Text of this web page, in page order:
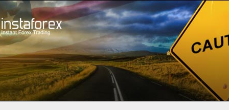
Трейдерам Форекс аналитика
Форекс обзоры
Рубрика "Экономика России"